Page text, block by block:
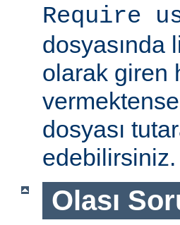
Require
dosyasında
olarak giren
dosyası
edebilirsiniz.
Olası